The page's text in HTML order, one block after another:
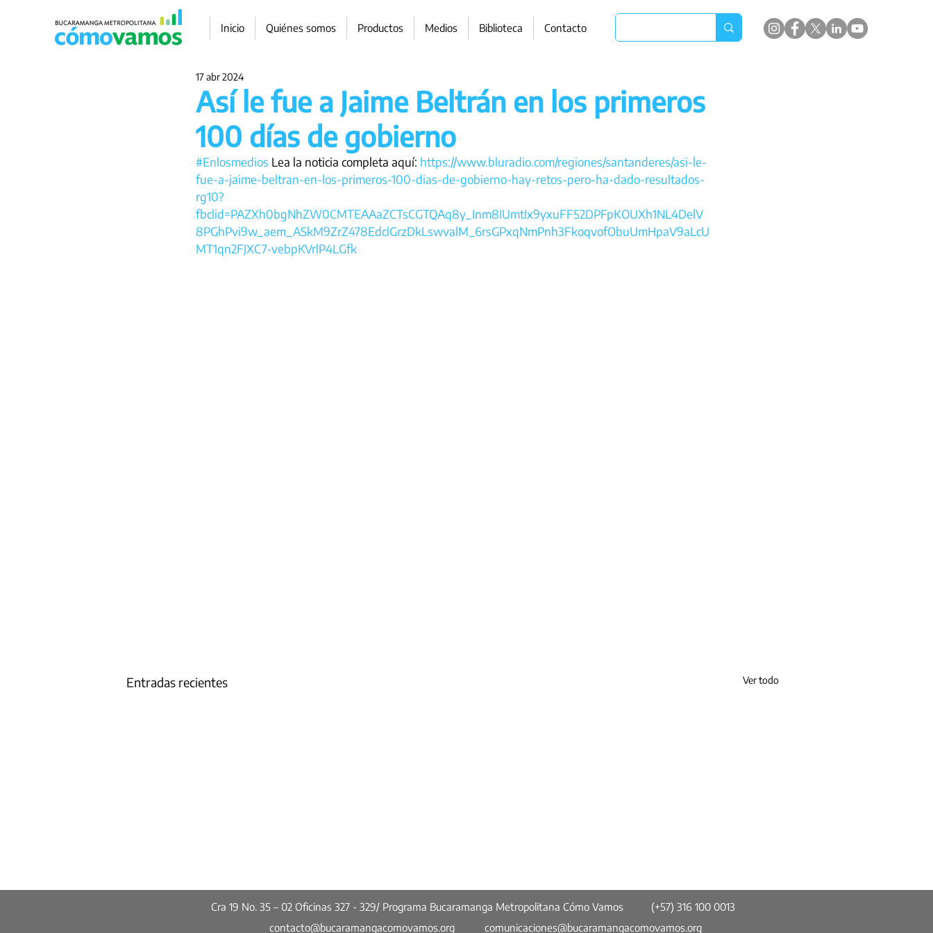
Inicio Quiénes somos Productos Medios Biblioteca Contacto
Así le fue a Jaime Beltrán en los primeros
100 días de gobierno
17 abr 2024
#Enlosmedios Lea la noticia completa aquí: https://www.bluradio.com/regiones/santanderes/asi-le-
fue-a-jaime-beltran-en-los-primeros-100-dias-de-gobierno-hay-retos-pero-ha-dado-resultados-
rg10?
fbclid=PAZXh0bgNhZW0CMTEAAaZCTsCGTQAq8y_Inm8IUmtIx9yxuFF52DPFpKOUXh1NL4DelV
8PGhPvi9w_aem_ASkM9ZrZ478EdclGrzDkLswvalM_6rsGPxqNmPnh3FkoqvofObuUmHpaV9aLcU
MT1qn2FJXC7-vebpKVrlP4LGfk
Entradas recientes Ver todo
Cra 19 No. 35 – 02 Oficinas 327 - 329/ Programa Bucaramanga Metropolitana Cómo Vamos
(+57) 316 100 0013
contacto@bucaramangacomovamos.org
comunicaciones@bucaramangacomovamos.org